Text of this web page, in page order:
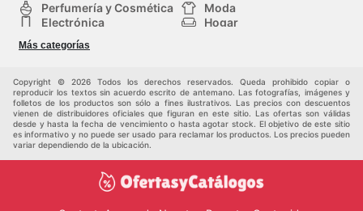
Perfumería y Cosmética
Moda
Electrónica
Hogar
Deporte
Juguetes y bebés
Más categorías
Copyright © 2026 Todos los derechos reservados. Queda prohibido copiar o
reproducir los textos sin acuerdo escrito de antemano. Las fotografías, imágenes y
folletos de los productos son sólo a fines ilustrativos. Las precios con descuentos
vienen de distribuidores oficiales que figuran en este sitio. Las ofertas son válidas
desde y hasta la fecha de vencimiento o hasta agotar stock. El objetivo de este sitio
es informativo y no puede ser usado para reclamar los productos. Los precios pueden
variar dependiendo de la ubicación.